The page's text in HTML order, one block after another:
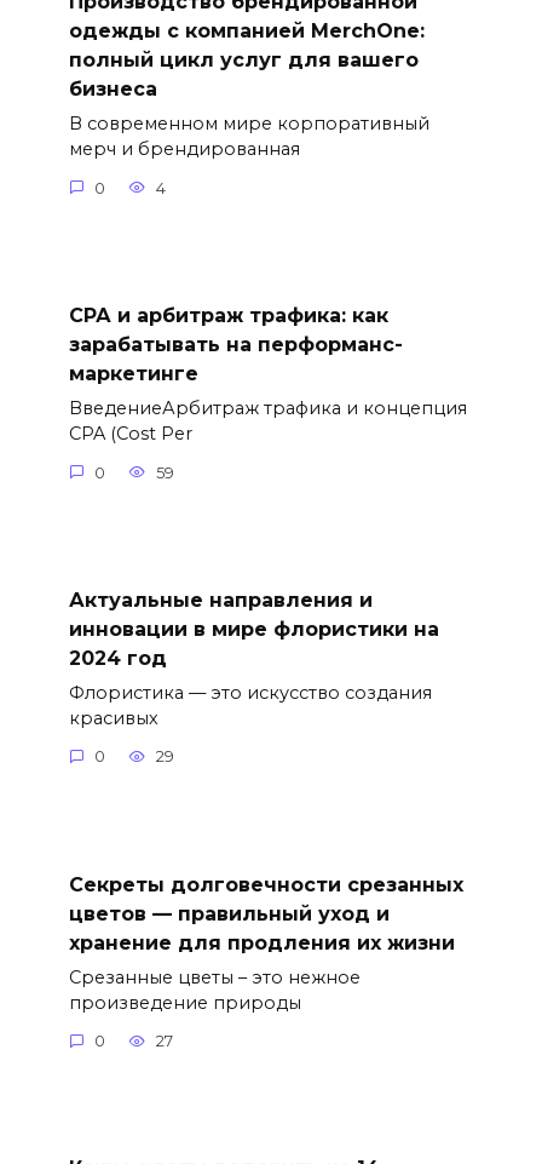
одежды с компанией MerchOne:
полный цикл услуг для вашего
бизнеса
В современном мире корпоративный
мерч и брендированная
0 4
СРА и арбитраж трафика: как
зарабатывать на перформанс-
маркетинге
ВведениеАрбитраж трафика и концепция
CPA (Cost Per
0 59
Актуальные направления и
инновации в мире флористики на
2024 год
Флористика — это искусство создания
красивых
0 29
Секреты долговечности срезанных
цветов — правильный уход и
хранение для продления их жизни
Срезанные цветы – это нежное
произведение природы
0 27